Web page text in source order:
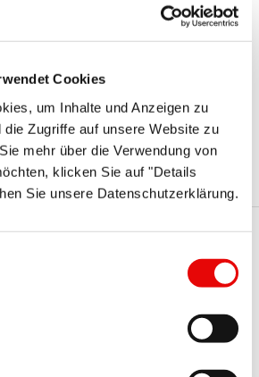
Cookies
um Inhalte und Anzeigen zu
die Zugriffe auf unsere Website zu
mehr über die Verwendung von
klicken Sie auf "Details
Sie unsere Datenschutzerklärung.
dodatkowe wymiary lub inne
serii produktów.
samego dnia, korzystając ze
potrzeby, szybszej usługi.
mogą Cię